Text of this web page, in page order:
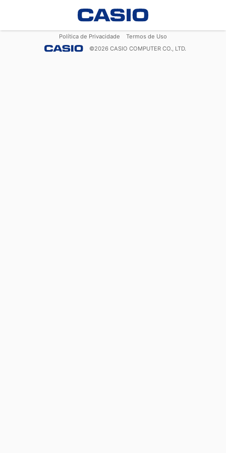
Política de Privacidade
Termos de Uso
©2026 CASIO COMPUTER CO., LTD.